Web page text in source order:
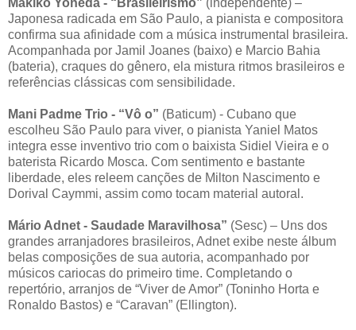
Japonesa radicada em São Paulo, a pianista e compositora
confirma sua afinidade com a música instrumental brasileira.
Acompanhada por Jamil Joanes (baixo) e Marcio Bahia
(bateria), craques do gênero, ela mistura ritmos brasileiros e
referências clássicas com sensibilidade.
Mani Padme Trio - “Vô o” (Baticum) - Cubano que
escolheu São Paulo para viver, o pianista Yaniel Matos
integra esse inventivo trio com o baixista Sidiel Vieira e o
baterista Ricardo Mosca. Com sentimento e bastante
liberdade, eles releem canções de Milton Nascimento e
Dorival Caymmi, assim como tocam material autoral.
Mário Adnet - Saudade Maravilhosa” (Sesc) – Uns dos
grandes arranjadores brasileiros, Adnet exibe neste álbum
belas composições de sua autoria, acompanhado por
músicos cariocas do primeiro time. Completando o
repertório, arranjos de “Viver de Amor” (Toninho Horta e
Ronaldo Bastos) e “Caravan” (Ellington).